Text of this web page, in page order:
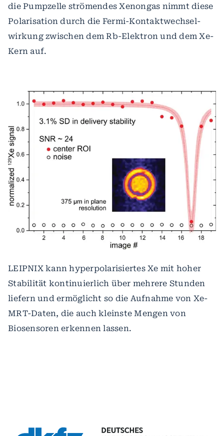
die Pumpzelle strömendes Xenongas nimmt diese
Polarisation durch die Fermi-Kontaktwechsel-
wirkung zwischen dem Rb-Elektron und dem Xe-
Kern auf.
LEIPNIX kann hyperpolarisiertes Xe mit hoher
Stabilität kontinuierlich über mehrere Stunden
liefern und ermöglicht so die Aufnahme von Xe-
MRT-Daten, die auch kleinste Mengen von
Biosensoren erkennen lassen.